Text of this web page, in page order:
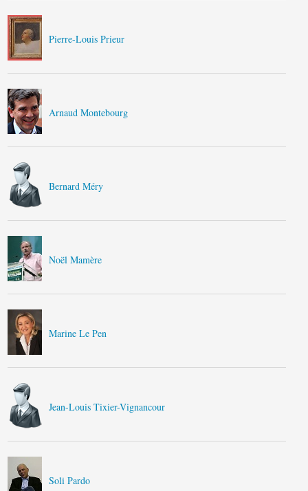
Pierre-Louis Prieur
Arnaud Montebourg
Bernard Méry
Noël Mamère
Marine Le Pen
Jean-Louis Tixier-Vignancour
Soli Pardo